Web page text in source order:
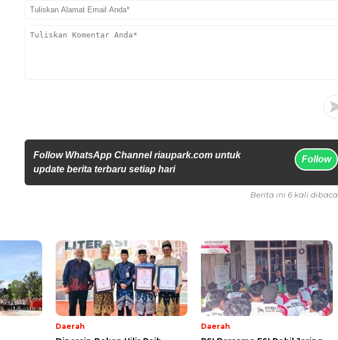
Follow WhatsApp Channel riaupark.com untuk
update berita terbaru setiap hari
Follow
Berita ini 6 kali dibaca
Daerah Daerah